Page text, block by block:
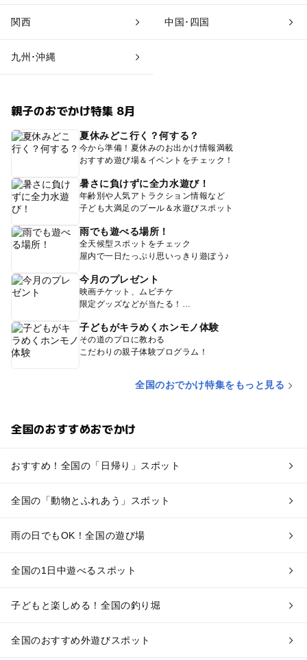
関西 中国･四国
九州･沖縄
親子のおでかけ特集 8月
夏休みどこ行く？何する？
今から準備！夏休みのお出かけ情報満載
おすすめ遊び場＆イベントをチェック！
暑さに負けずに全力水遊び！
年齢別や人気アトラクション情報など
子ども大満足のプール＆水遊びスポット
雨でも遊べる場所！
全天候型スポットをチェック
屋内で一日たっぷり思いっきり遊ぼう♪
今月のプレゼント
映画チケット、ムビチケ
限定グッズなどが当たる！
子どもがキラめくホンモノ体験
その道のプロに教わる
こだわりの親子体験プログラム！
全国のおでかけ特集をもっと見る
全国のおすすめおでかけ
おすすめ！全国の「日帰り」スポット
全国の「動物とふれあう」スポット
雨の日でもOK！全国の遊び場
全国の1日中遊べるスポット
子どもと楽しめる！全国の釣り堀
全国のおすすめ外遊びスポット